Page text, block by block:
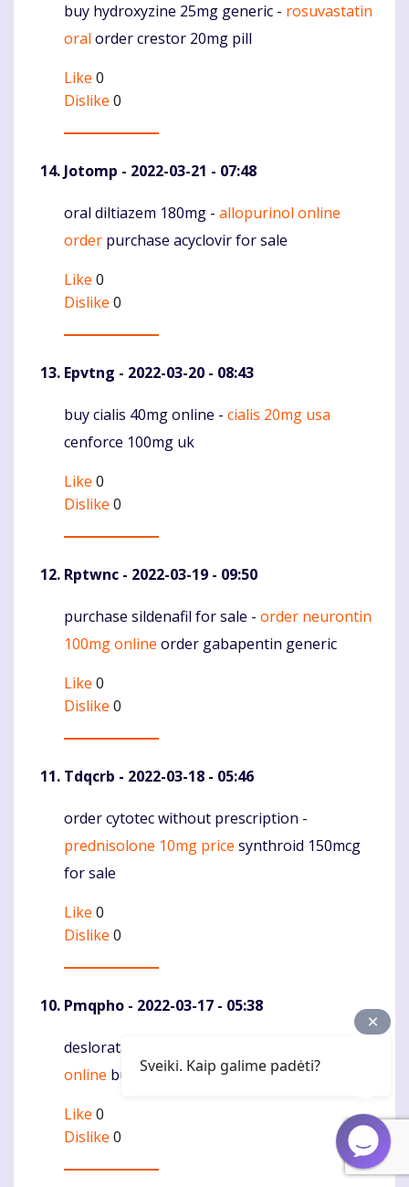
Komentaras
buy hydroxyzine 25mg generic - rosuvastatin
oral order crestor 20mg pill
Like 0
Dislike 0
Jotomp - 2022-03-21 - 07:48
Komentaras
oral diltiazem 180mg - allopurinol online
order purchase acyclovir for sale
Like 0
Dislike 0
Epvtng - 2022-03-20 - 08:43
Komentaras
buy cialis 40mg online - cialis 20mg usa
cenforce 100mg uk
Like 0
Dislike 0
Rptwnc - 2022-03-19 - 09:50
Komentaras
purchase sildenafil for sale - order neurontin
100mg online order gabapentin generic
Like 0
Dislike 0
Tdqcrb - 2022-03-18 - 05:46
Komentaras
order cytotec without prescription -
prednisolone 10mg price synthroid 150mcg
for sale
Like 0
Dislike 0
Pmqpho - 2022-03-17 - 05:38
Komentaras
desloratadine 5mg for sale -
online buy aristocort for sale
Like 0
Dislike 0
Sveiki. Kaip galime padėti?